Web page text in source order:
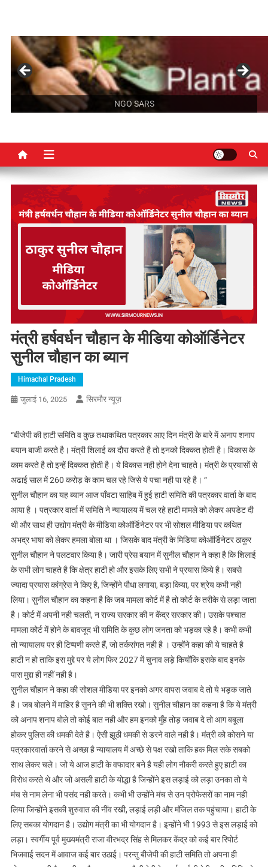
NGO SARS
मंत्री हर्षवर्धन चौहान के मीडिया कोऑर्डिनेटर
सुनील चौहान का ब्यान
Himachal Pradesh
जुलाई 16, 2025 सिरमौर न्यूज़
“बीजेपी की हाटी समिति व कुछ तथाकथित पत्रकार आए दिन मंत्री के बारे में अनाप शनाप
बयान बाजी करते है। मंत्री शिलाई का दौरा करते है तो इनको दिक्कत होती है। विकास के
काम करते है तो इन्हें दिक्कत होती है। ये विकास नही होने देना चाहते। मंत्री के प्रयासों से
अढाई साल में 260 करोड़ के काम चल रहे जिसे ये पचा नही पा रहे है। “
सुनील चौहान का यह ब्यान आज पाँवटा साहिब में हुई हाटी समिति की पत्रकार वार्ता के बाद
आया है । पत्रकार वार्ता में समिति ने न्यायालय में चल रहे हाटी मामले को लेकर अपडेट दी
थी और साथ ही उद्योग मंत्री के मीडिया कोऑर्डिनेटर पर भी सोशल मीडिया पर कथित
अभद्र भाषा को लेकर हमला बोला था । जिसके बाद मंत्री के मिडिया कोऑर्डिनेटर ठाकुर
सुनील चौहान ने पलटवार किया है। जारी प्रेस बयान में सुनील चौहान ने कहा है कि शिलाई
के सभी लोग चाहते है कि क्षेत्र हाटी हो और इसके लिए सभी ने प्रयास किये है। सबसे
ज्यादा प्रयास कांग्रेस ने किए है, जिन्होंने पौधा लगाया, बड़ा किया, पर श्रेय कभी नही
लिया। सुनील चौहान का कहना है कि जब मामला कोर्ट में है तो कोर्ट के तरीके से लड़ा जाता
है। कोर्ट में अपनी नही चलती, न राज्य सरकार की न केंद्र सरकार की। उसके पश्चात
मामला कोर्ट में होने के बावजूद भी समिति के कुछ लोग जनता को भड़का रहे है। कभी कभी
तो न्यायालय पर ही टिप्पणी करते हैं, जो तर्कसंगत नही है । उन्होंने कहा की ये चाहते है
हाटी न हो ताकि इस मुद्दे पर ये लोग फिर 2027 में चुनाव लड़े कियोंकि इसके बाद इनके
पास मुद्दा ही नहीं नही है।
सुनील चौहान ने कहा की सोशल मीडिया पर इनको अगर वापस जवाब दे तो ये भड़क जाते
है। जब बोलने में माहिर है सुनने की भी शक्ति रखो। सुनील चौहान का कहना है कि ये मंत्री
को अनाप शनाप बोले तो कोई बात नही और हम इनको मुँह तोड़ जवाब दे तो आग बबूला
होकर पुलिस की धमकी देते है। ऐसी झूठी धमकी से डरने वाले नही है। मंत्री को कोसने या
पत्रकारवार्ता करने से अच्छा है न्यायालय में अच्छे से पक्ष रखो ताकि हक मिल सके सबको
साथ लेकर चले। जो ये आज हाटी के वफादार बने है यही लोग नौकरी करते हुए हाटी का
विरोध करते थे और जो असली हाटी के योद्धा है जिन्होंने इस लड़ाई को लड़ा उनका तो ये
मंच से नाम लेना भी पसंद नही करते। कभी भी उन्होंने मंच से उन प्रोफेसरों का नाम नही
लिया जिन्होंने इसकी शुरुवात की नींव रखी, लड़ाई लड़ी और मंजिल तक पहुंचाया। हाटी के
लिए सबका योगदान है। उद्योग मंत्री का भी योगदान है। इन्होंने भी 1993 से इस लड़ाई को
लड़ा। स्वर्गीय पूर्व मुख्यमंत्री राजा वीरभद्र सिंह से मिलकर केंद्र को कई बार रिपोर्ट
भिजवाई सदन में आवाज कई बार उठाई। परन्तु बीजेपी की हाटी समिति तो अपना ही